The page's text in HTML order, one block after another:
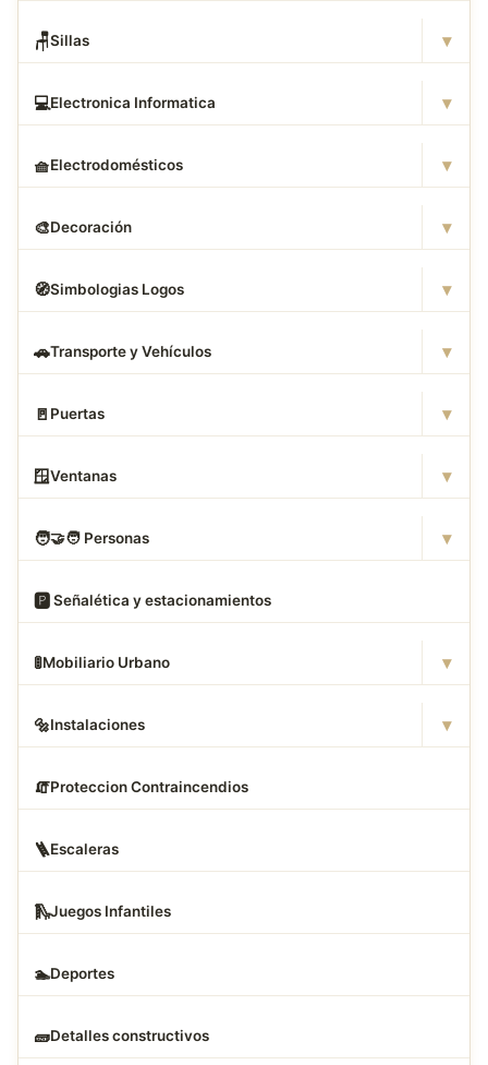
🪑Sillas ▾
💻Electronica Informatica ▾
🧺Electrodomésticos ▾
🎨Decoración ▾
🧭Simbologias Logos ▾
🚗Transporte y Vehículos ▾
🚪 Puertas ▾
🪟Ventanas ▾
🧑‍🤝‍🧑 Personas ▾
🅿️ Señalética y estacionamientos
🚦Mobiliario Urbano ▾
🔩Instalaciones ▾
🧯Proteccion Contraincendios
🪜Escaleras
🛝Juegos Infantiles
🏊Deportes
🧱Detalles constructivos